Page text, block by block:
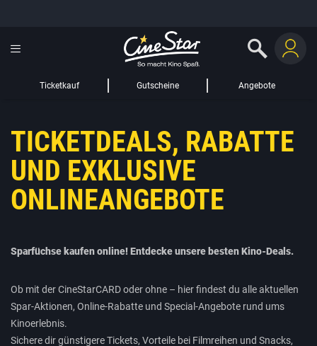
Ticketkauf Gutscheine Angebote
LIEBER CINESTAR-GAST,
Sie werden nun auf eine Website eines Drittanbieters weitergeleitet.
WEITER ZUR EXTERNEN SEITE
GUTSCHEIN HINZUFÜGEN
Gutschein
Gültig bis:
TICKETDEALS, RABATTE
UND EXKLUSIVE
ONLINEANGEBOTE
Sparfüchse kaufen online! Entdecke unsere besten Kino-Deals.
Ob mit der CineStarCARD oder ohne – hier findest du alle aktuellen
Spar-Aktionen, Online-Rabatte und Special-Angebote rund ums
Kinoerlebnis.
Sichere dir günstigere Tickets, Vorteile bei Filmreihen und Snacks,